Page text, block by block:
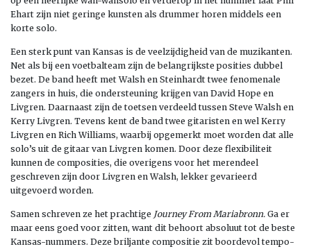
Ehart zijn niet geringe kunsten als drummer horen middels een
korte solo.
Een sterk punt van Kansas is de veelzijdigheid van de muzikanten.
Net als bij een voetbalteam zijn de belangrijkste posities dubbel
bezet. De band heeft met Walsh en Steinhardt twee fenomenale
zangers in huis, die ondersteuning krijgen van David Hope en
Livgren. Daarnaast zijn de toetsen verdeeld tussen Steve Walsh en
Kerry Livgren. Tevens kent de band twee gitaristen en wel Kerry
Livgren en Rich Williams, waarbij opgemerkt moet worden dat alle
solo’s uit de gitaar van Livgren komen. Door deze flexibiliteit
kunnen de composities, die overigens voor het merendeel
geschreven zijn door Livgren en Walsh, lekker gevarieerd
uitgevoerd worden.
Samen schreven ze het prachtige Journey From Mariabronn. Ga er
maar eens goed voor zitten, want dit behoort absoluut tot de beste
Kansas-nummers. Deze briljante compositie zit boordevol tempo-